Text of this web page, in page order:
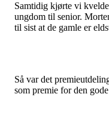
Samtidig kjørte vi
ungdom til senior.
til sist at de gamle er
Så var det
som premie for den